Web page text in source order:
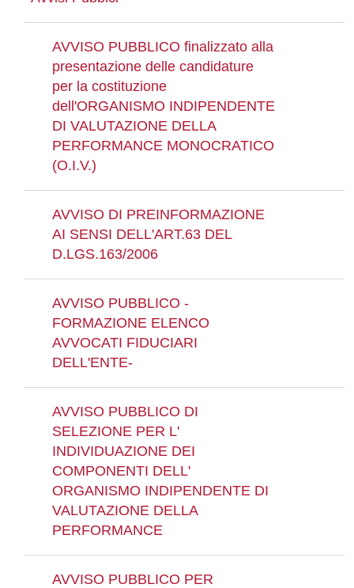
AVVISO PUBBLICO finalizzato alla
presentazione delle candidature
per la costituzione
dell'ORGANISMO INDIPENDENTE
DI VALUTAZIONE DELLA
PERFORMANCE MONOCRATICO
(O.I.V.)
AVVISO DI PREINFORMAZIONE
AI SENSI DELL'ART.63 DEL
D.LGS.163/2006
AVVISO PUBBLICO -
FORMAZIONE ELENCO
AVVOCATI FIDUCIARI
DELL'ENTE-
AVVISO PUBBLICO DI
SELEZIONE PER L'
INDIVIDUAZIONE DEI
COMPONENTI DELL'
ORGANISMO INDIPENDENTE DI
VALUTAZIONE DELLA
PERFORMANCE
AVVISO PUBBLICO PER